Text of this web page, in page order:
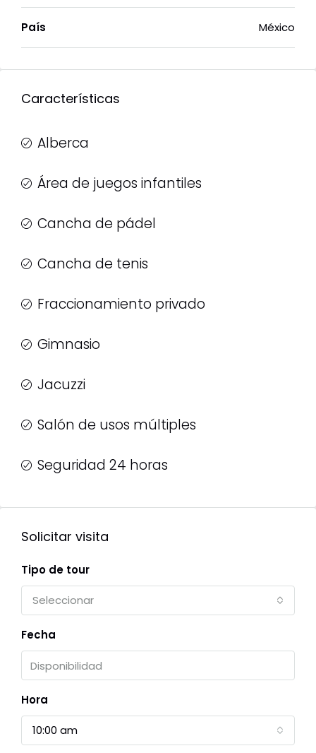
País México
Características
Alberca
Área de juegos infantiles
Cancha de pádel
Cancha de tenis
Fraccionamiento privado
Gimnasio
Jacuzzi
Salón de usos múltiples
Seguridad 24 horas
Solicitar visita
Tipo de tour
Seleccionar
Fecha
Hora
10:00 am